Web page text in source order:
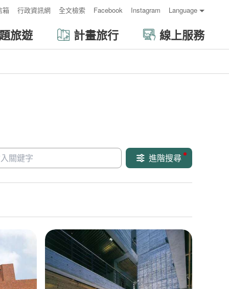
箱 行政資訊網 全文檢索 Facebook Instagram Language
旅遊 計畫旅行 線上服務
進階搜尋